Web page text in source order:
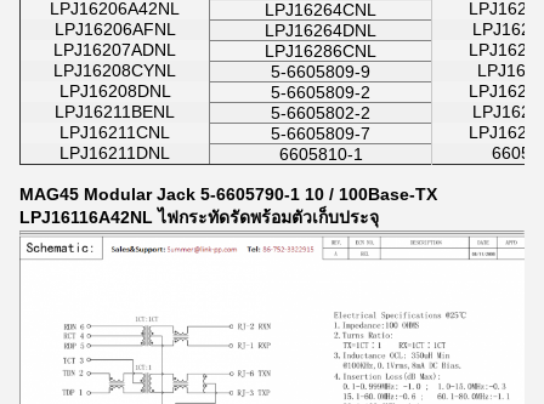
LPJ16206A42NL
LPJ16264CNL
LPJ16206AFNL
LPJ16264DNL
LPJ16207ADNL
LPJ16286CNL
LPJ16208CYNL
5-6605809-9
LPJ16208DNL
5-6605809-2
LPJ16211BENL
5-6605802-2
LPJ16211CNL
5-6605809-7
LPJ16211DNL
6605810-1
MAG45 Modular Jack 5-6605790-1 10 / 100Base-TX
LPJ16116A42NL ไฟกระทัดรัดพร้อมตัวเก็บประจุ